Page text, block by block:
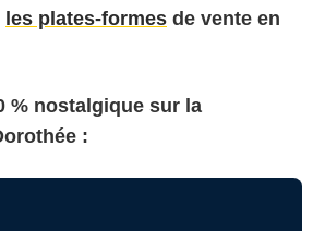
les plates-formes de vente en
% nostalgique sur la
: